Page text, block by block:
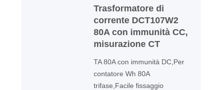
Trasformatore di
corrente DCT107W2
80A con immunità CC,
misurazione CT
TA 80A con immunità DC,Per
contatore Wh 80A
trifase,Facile fissaggio